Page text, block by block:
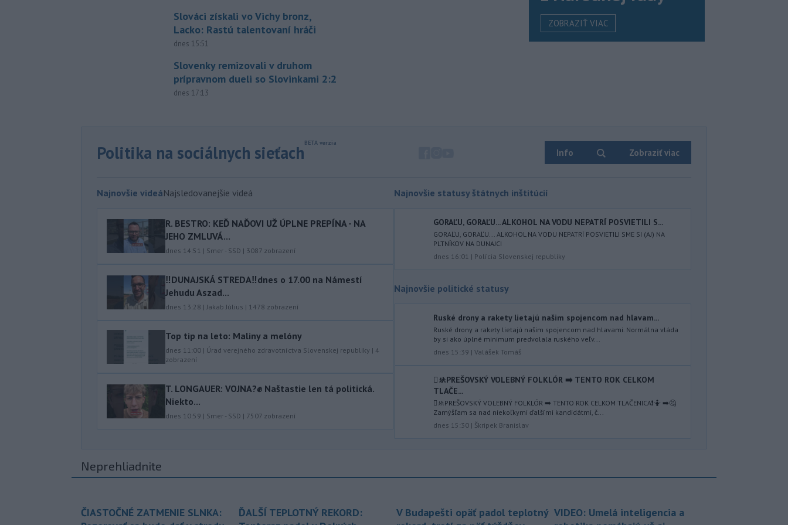
Slováci získali vo Vichy bronz,
Lacko: Rastú talentovaní hráči
dnes 15:51
Slovenky remizovali v druhom
prípravnom dueli so Slovinkami 2:2
dnes 17:13
- Pre pretrvávajúce sucho,
boli do odvolania vyhlásené
mimoriadne situácie v obciach Nižný
Čaj a Vyšný Čaj v okrese Košice-okolie.
do ukončenia premávky bude z
dôvoduhudobného festivalu
bratislavských Vajnoroch upravená
organizácia MHD v oblasti Vajnôr.
10:44
Slovenský futbalista Lukáš
klubovú adresu. O 30-ročného
stredopoliara Sparty Praha sa podľa
portálu isport.cz zaujíma
saudskoarabský Al-Fateh.
Národná diaľničná
spoločnosť (NDS) ukončila výmenu
ZOBRAZIŤ VIAC
Politika na sociálnych sieťach Info Zobraziť viac
Najnovšie videáNajsledovanejšie videá
R. BESTRO: KEĎ NAĎOVI UŽ ÚPLNE PREPÍNA - NA
JEHO ZMLUVÁ...
dnes 14:51 | Smer - SSD | 3087 zobrazení
‼️DUNAJSKÁ STREDA‼️dnes o 17.00 na Námestí
Jehudu Aszad...
dnes 13:28 | Jakab Július | 1478 zobrazení
Top tip na leto: Maliny a melóny
dnes 11:00 | Úrad verejného zdravotníctva Slovenskej republiky | 4
zobrazení
T. LONGAUER: VOJNA?✊ Naštastie len tá politická.
Niekto...
dnes 10:59 | Smer - SSD | 7507 zobrazení
Najnovšie statusy štátnych inštitúcií
GORAĽU, GORAĽU... ALKOHOL NA VODU NEPATRÍ POSVIETILI S...
GORAĽU, GORAĽU... ALKOHOL NA VODU NEPATRÍ POSVIETILI SME SI (AJ) NA
PLTNÍKOV NA DUNAJCI
dnes 16:01 | Polícia Slovenskej republiky
Najnovšie politické statusy
Ruské drony a rakety lietajú našim spojencom nad hlavam...
Ruské drony a rakety lietajú našim spojencom nad hlavami. Normálna vláda
by si ako úplné minimum predvolala ruského veľv...
dnes 15:39 | Valášek Tomáš
🫟🚸PREŠOVSKÝ VOLEBNÝ FOLKLÓR ➡️ TENTO ROK CELKOM
TLAČE...
🫟🚸PREŠOVSKÝ VOLEBNÝ FOLKLÓR ➡️ TENTO ROK CELKOM TLAČENICA❗️🤷 ➡️🤔
Zamýšľam sa nad niekoľkymi ďalšími kandidátmi, č...
dnes 15:30 | Škripek Branislav
Neprehliadnite
ČIASTOČNÉ ZATMENIE SLNKA:
ĎALŠÍ TEPLOTNÝ REKORD:
V Budapešti opäť padol teplotný VIDEO: Umelá inteligencia a